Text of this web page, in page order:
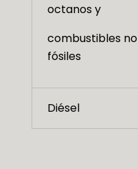
octanos y
combustibles no
fósiles
Diésel